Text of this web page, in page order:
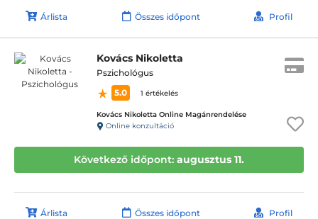
Árlista Összes időpont Profil
Kovács Nikoletta
Pszichológus
5.0
1 értékelés
Kovács Nikoletta Online Magánrendelése
Online konzultáció
Következő időpont: augusztus 11.
Árlista Összes időpont Profil